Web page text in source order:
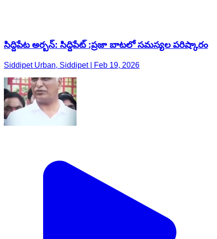
సిద్దిపేట అర్బన్: సిద్దిపేట్ :ప్రజా బాటలో సమస్యల పరిష్కారం
Siddipet Urban, Siddipet | Feb 19, 2026